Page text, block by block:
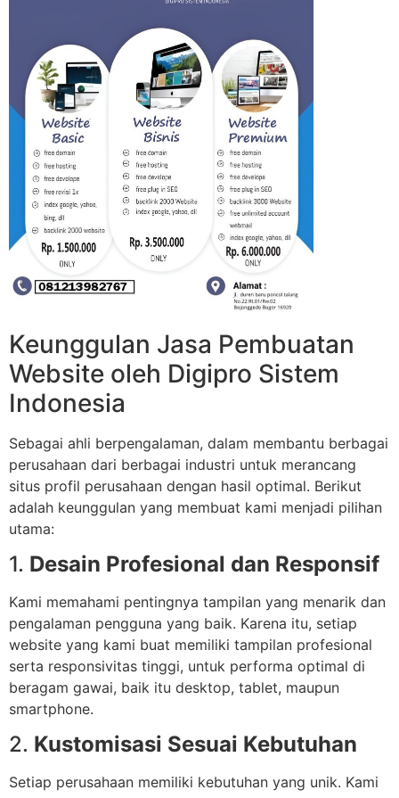
Keunggulan Jasa Pembuatan
Website oleh Digipro Sistem
Indonesia
Sebagai ahli berpengalaman, dalam membantu berbagai
perusahaan dari berbagai industri untuk merancang
situs profil perusahaan dengan hasil optimal. Berikut
adalah keunggulan yang membuat kami menjadi pilihan
utama:
1. Desain Profesional dan Responsif
Kami memahami pentingnya tampilan yang menarik dan
pengalaman pengguna yang baik. Karena itu, setiap
website yang kami buat memiliki tampilan profesional
serta responsivitas tinggi, untuk performa optimal di
beragam gawai, baik itu desktop, tablet, maupun
smartphone.
2. Kustomisasi Sesuai Kebutuhan
Setiap perusahaan memiliki kebutuhan yang unik. Kami